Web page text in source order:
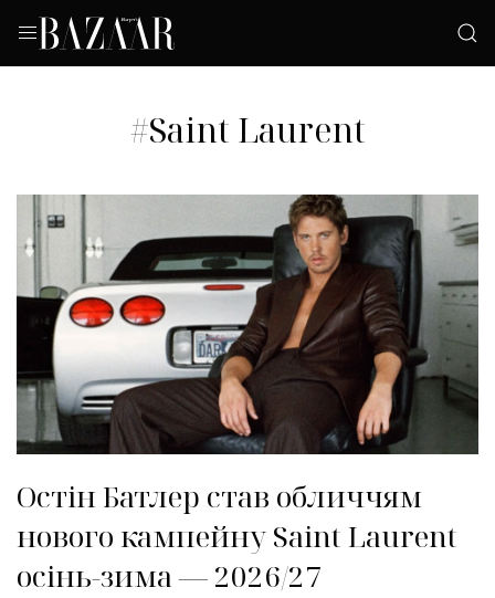
#Saint Laurent
Остін Батлер став обличчям
нового кампейну Saint Laurent
осінь-зима — 2026/27